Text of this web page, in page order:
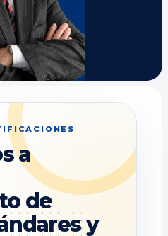
a
de
y